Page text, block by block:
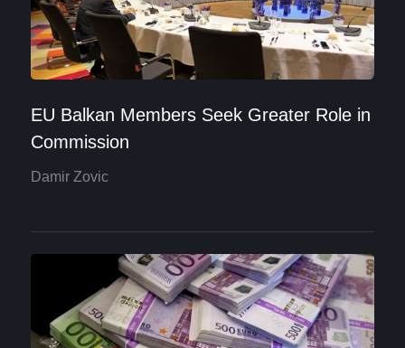
EU Balkan Members Seek Greater Role in
Commission
Damir Zovic